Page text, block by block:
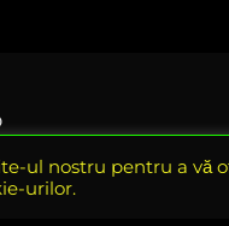
este site-ul oficial al
din perioada Black Friday,
ul nostru pentru a vă
urilor.